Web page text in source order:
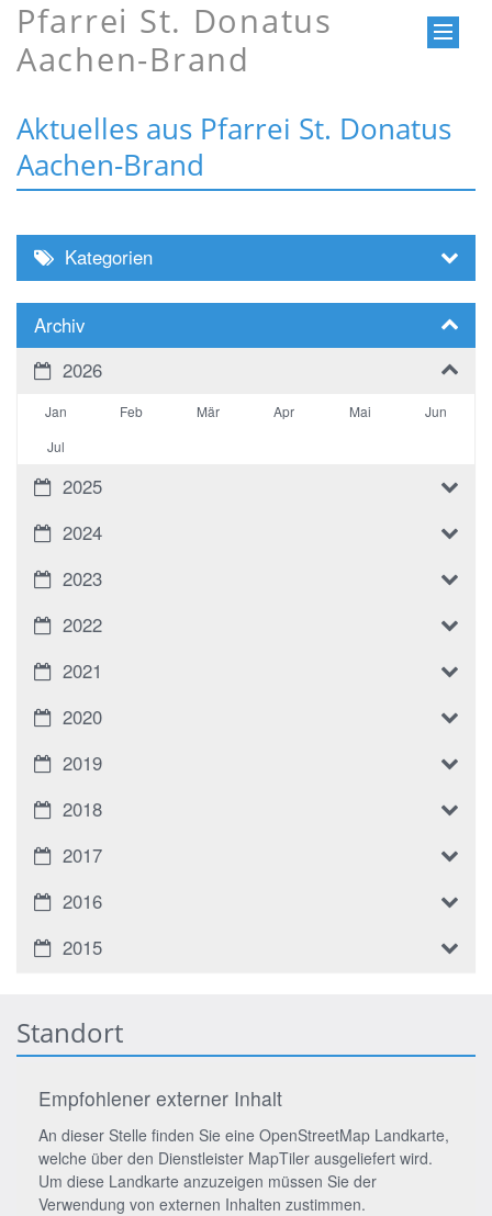
Pfarrei St. Donatus
Aachen-Brand
Aktuelles aus Pfarrei St. Donatus
Aachen-Brand
Kategorien
Archiv
2026
Jan Feb Mär Apr Mai
Jun
Jul
2025
2024
2023
2022
2021
2020
2019
2018
2017
2016
2015
Standort
Empfohlener externer Inhalt
An dieser Stelle finden Sie eine OpenStreetMap Landkarte,
welche über den Dienstleister MapTiler ausgeliefert wird.
Um diese Landkarte anzuzeigen müssen Sie der
Verwendung von externen Inhalten zustimmen.